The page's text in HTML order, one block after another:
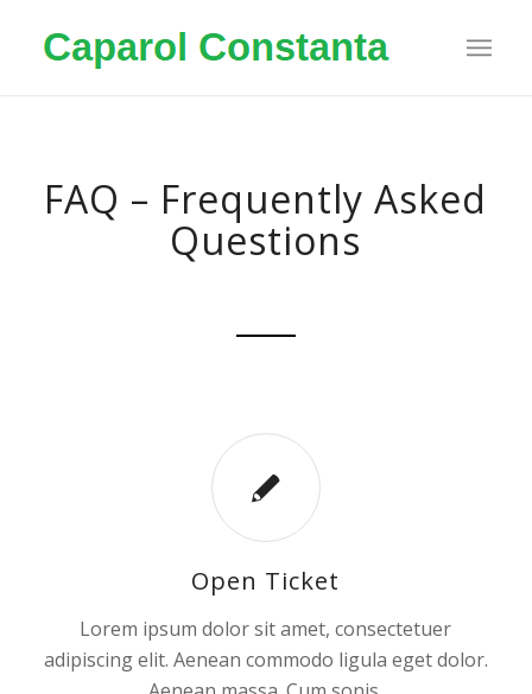
FAQ – Frequently Asked
Questions
Open Ticket
Lorem ipsum dolor sit amet, consectetuer
adipiscing elit. Aenean commodo ligula eget dolor.